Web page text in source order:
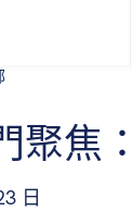
聚焦
日